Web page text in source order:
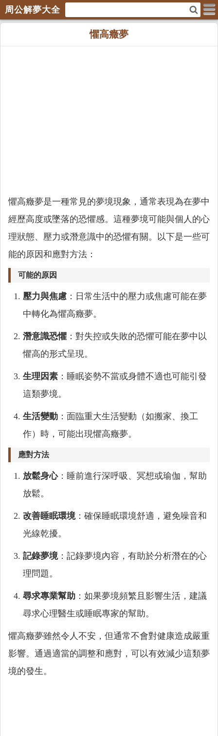
周公解夢大全
懼高癥夢
懼高癥夢是一種常見的夢境現象，通常表現為在夢中
經歷高度或墜落的恐懼感。這種夢境可能與個人的心
理狀態、壓力或潛意識中的恐懼有關。以下是一些可
能的原因和應對方法：
可能的原因
壓力與焦慮 ：日常生活中的壓力或焦慮可能在夢
中轉化為懼高癥夢。
潛意識恐懼 ：對失控或失敗的恐懼可能在夢中以
懼高的形式呈現。
生理因素 ：睡眠姿勢不當或身體不適也可能引發
這類夢境。
生活變動 ：面臨重大生活變動（如搬家、換工
作）時，可能出現懼高癥夢。
應對方法
放鬆身心：睡前進行深呼吸、冥想或瑜伽，幫助
放鬆。
改善睡眠環境：確保睡眠環境舒適，避免噪音和
光線乾擾。
記錄夢境：記錄夢境內容，有助於分析潛在的心
理問題。
尋求專業幫助 ：如果夢境頻繁且影響生活，建議
尋求心理醫生或睡眠專家的幫助。
懼高癥夢雖然令人不安，但通常不會對健康造成嚴重
影響。通過適當的調整和應對，可以有效減少這類夢
境的發生。